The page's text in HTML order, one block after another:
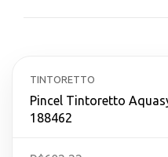
TINTORETTO
Pincel Tintoretto
188462